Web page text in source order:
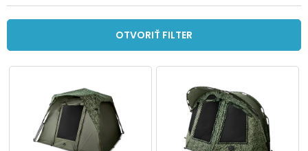
e
n
e
p
OTVORIŤ FILTER
V